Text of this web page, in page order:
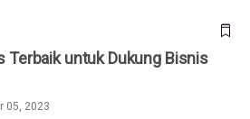
Terbaik untuk Dukung Bisnis
05, 2023